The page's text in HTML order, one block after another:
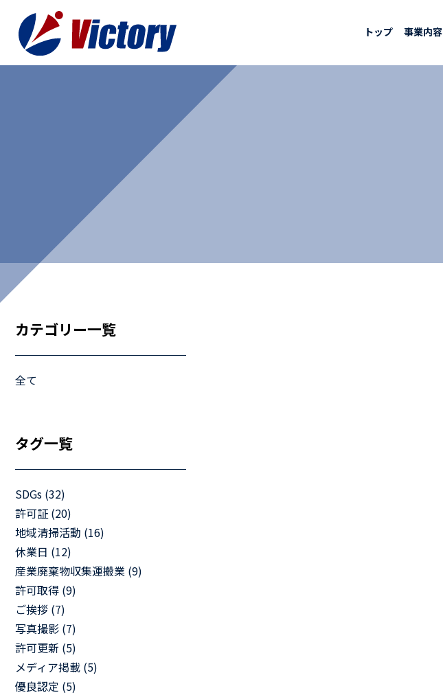
トップ 事業内容
総合解体 / 解体事業
産業廃棄物収集/ 運搬
事業拠点・工場紹介
カテゴリー一覧
全て
タグ一覧
SDGs (32)
許可証 (20)
地域清掃活動 (16)
休業日 (12)
産業廃棄物収集運搬業 (9)
許可取得 (9)
ご挨拶 (7)
写真撮影 (7)
許可更新 (5)
メディア掲載 (5)
優良認定 (5)